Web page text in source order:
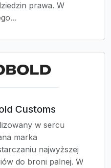
prawa. W
Customs
w sercu
marka
najwyższej
do broni palnej. W